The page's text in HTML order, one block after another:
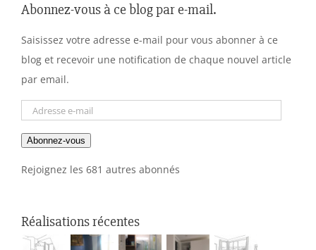
Abonnez-vous à ce blog par e-mail.
Saisissez votre adresse e-mail pour vous abonner à ce
blog et recevoir une notification de chaque nouvel article
par email.
Adresse
mail
Abonnez-vous
Rejoignez les 681 autres abonnés
Réalisations récentes